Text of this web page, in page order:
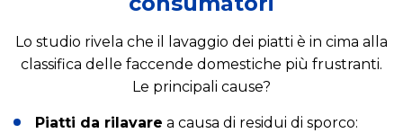
Lo studio rivela che il lavaggio dei piatti è in cima alla
classifica delle faccende domestiche più frustranti.
Le principali cause?
Piatti da rilavare a causa di residui di sporco: